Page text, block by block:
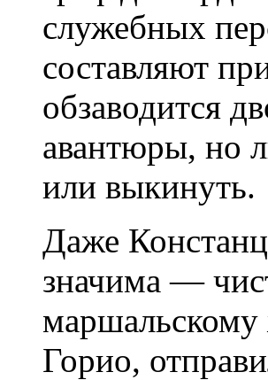
служебных
составляют
обзаводится
авантюры, но
или выкинуть.
Даже
значима —
маршальскому
Горио,